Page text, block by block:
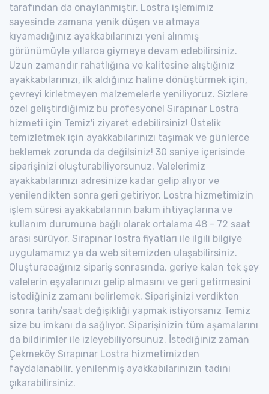
tarafından da onaylanmıştır. Lostra işlemimiz
sayesinde zamana yenik düşen ve atmaya
kıyamadığınız ayakkabılarınızı yeni alınmış
görünümüyle yıllarca giymeye devam edebilirsiniz.
Uzun zamandır rahatlığına ve kalitesine alıştığınız
ayakkabılarınızı, ilk aldığınız haline dönüştürmek için,
çevreyi kirletmeyen malzemelerle yeniliyoruz. Sizlere
özel geliştirdiğimiz bu profesyonel Sırapınar Lostra
hizmeti için Temiz'i ziyaret edebilirsiniz! Üstelik
temizletmek için ayakkabılarınızı taşımak ve günlerce
beklemek zorunda da değilsiniz! 30 saniye içerisinde
siparişinizi oluşturabiliyorsunuz. Valelerimiz
ayakkabılarınızı adresinize kadar gelip alıyor ve
yenilendikten sonra geri getiriyor. Lostra hizmetimizin
işlem süresi ayakkabılarının bakım ihtiyaçlarına ve
kullanım durumuna bağlı olarak ortalama 48 - 72 saat
arası sürüyor. Sırapınar lostra fiyatları ile ilgili bilgiye
uygulamamız ya da web sitemizden ulaşabilirsiniz.
Oluşturacağınız sipariş sonrasında, geriye kalan tek şey
valelerin eşyalarınızı gelip almasını ve geri getirmesini
istediğiniz zamanı belirlemek. Siparişinizi verdikten
sonra tarih/saat değişikliği yapmak istiyorsanız Temiz
size bu imkanı da sağlıyor. Siparişinizin tüm aşamalarını
da bildirimler ile izleyebiliyorsunuz. İstediğiniz zaman
Çekmeköy Sırapınar Lostra hizmetimizden
faydalanabilir, yenilenmiş ayakkabılarınızın tadını
çıkarabilirsiniz.